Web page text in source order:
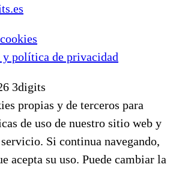
y política de privacidad
3digits
propias y de terceros para
de uso de nuestro sitio web y
Si continua navegando,
acepta su uso. Puede cambiar la